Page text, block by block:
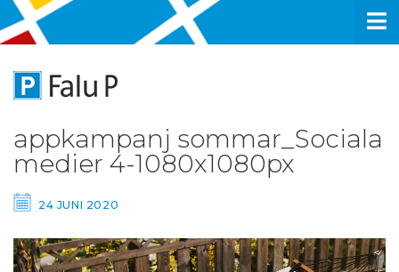
appkampanj sommar_Sociala
medier 4-1080x1080px
24 JUNI 2020
Videospelare